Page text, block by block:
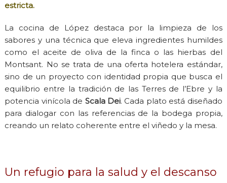
estricta.
La cocina de López destaca por la limpieza de los
sabores y una técnica que eleva ingredientes humildes
como el aceite de oliva de la finca o las hierbas del
Montsant. No se trata de una oferta hotelera estándar,
sino de un proyecto con identidad propia que busca el
equilibrio entre la tradición de las Terres de l’Ebre y la
potencia vinícola de Scala Dei. Cada plato está diseñado
para dialogar con las referencias de la bodega propia,
creando un relato coherente entre el viñedo y la mesa.
Un refugio para la salud y el descanso